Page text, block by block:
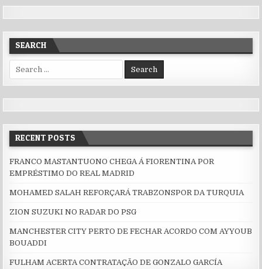
SEARCH
Search for:
RECENT POSTS
FRANCO MASTANTUONO CHEGA Á FIORENTINA POR
EMPRÉSTIMO DO REAL MADRID
MOHAMED SALAH REFORÇARÁ TRABZONSPOR DA TURQUIA
ZION SUZUKI NO RADAR DO PSG
MANCHESTER CITY PERTO DE FECHAR ACORDO COM AYYOUB
BOUADDI
FULHAM ACERTA CONTRATAÇÃO DE GONZALO GARCÍA